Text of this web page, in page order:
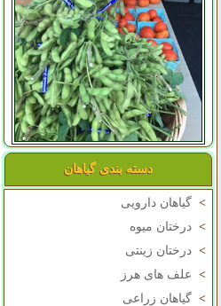
دسته بندی گیاهان
> گیاهان دارویی
> درختان میوه
> درختان زینتی
> علف های هرز
> گیاهان زراعی